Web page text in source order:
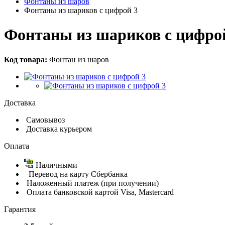
Фонтаны из шариков с цифрой 3
Фонтаны из шариков с
Код товара: Фонтан из шаров
Доставка
Самовывоз
Доставка курьером
Оплата
Наличными
Перевод на карту Сбербанка
Наложенный платеж (при получении)
Оплата банковской картой Visa, Mastercard
Гарантия